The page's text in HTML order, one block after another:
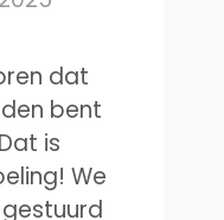
zijn
merken
een
dat
bent
is
We